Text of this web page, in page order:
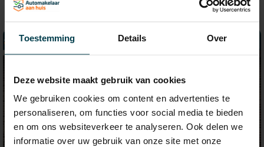
Toestemming Details Over
Deze website maakt gebruik van cookies
We gebruiken cookies om content en advertenties te
personaliseren, om functies voor social media te bieden
en om ons websiteverkeer te analyseren. Ook delen we
informatie over uw gebruik van onze site met onze